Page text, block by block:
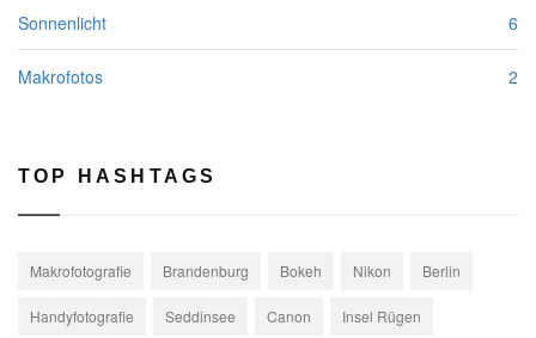
Sonnenlicht 6
Makrofotos 2
TOP HASHTAGS
Makrofotografie Brandenburg Bokeh Nikon Berlin
Handyfotografie Seddinsee Canon Insel Rügen